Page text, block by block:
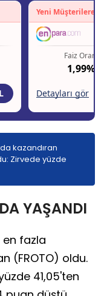
kazandıran
Zirvede yüzde
YAŞANDI
en fazla
(FROTO) oldu.
41,05'ten